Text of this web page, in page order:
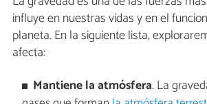
influye en nuestras vidas y en el
planeta. En la siguiente lista,
afecta:
Mantiene la atmósfera. La